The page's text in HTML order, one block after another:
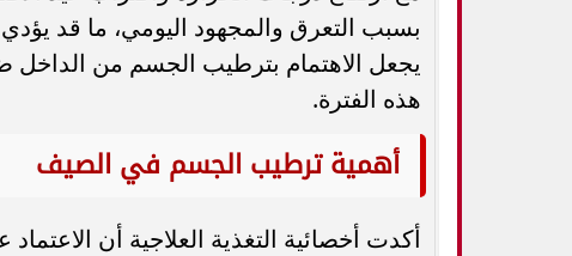
بسبب التعرق والمجهود اليومي، ما قد
يجعل الاهتمام بترطيب الجسم من الداخل
هذه الفترة.
أهمية ترطيب الجسم في الصيف
أكدت أخصائية التغذية العلاجية أن
وزارة الصحة تحذر من الإفراط في
المسكنات.. عادة شائعة قد تضر الكلى...
طريقة عمل الملبن